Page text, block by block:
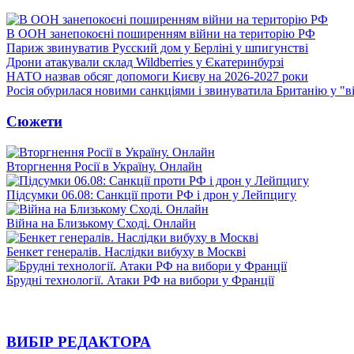
В ООН занепокоєні поширенням війни на територію РФ
Париж звинуватив Русский дом у Берліні у шпигунстві
Дрони атакували склад Wildberries у Єкатеринбурзі
НАТО назвав обсяг допомоги Києву на 2026-2027 роки
Росія обурилася новими санкціями і звинуватила Британію у
Сюжети
Вторгнення Росії в Україну. Онлайн
Підсумки 06.08: Санкції проти РФ і дрон у Лейпцигу
Війна на Близькому Сході. Онлайн
Бенкет генералів. Наслідки вибуху в Москві
Брудні технології. Атаки РФ на вибори у Франції
ВИБІР РЕДАКТОРА